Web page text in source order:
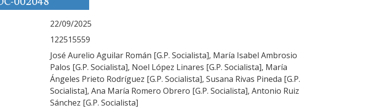
22/09/2025
122515559
José Aurelio Aguilar Román [G.P. Socialista], María Isabel Ambrosio
Palos [G.P. Socialista], Noel López Linares [G.P. Socialista], María
Ángeles Prieto Rodríguez [G.P. Socialista], Susana Rivas Pineda [G.P.
Socialista], Ana María Romero Obrero [G.P. Socialista], Antonio Ruiz
Sánchez [G.P. Socialista]